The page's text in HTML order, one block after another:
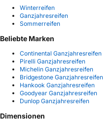
Winterreifen
Ganzjahresreifen
Sommerreifen
Beliebte Marken
Continental Ganzjahresreifen
Pirelli Ganzjahresreifen
Michelin Ganzjahresreifen
Bridgestone Ganzjahresreifen
Hankook Ganzjahresreifen
Goodyear Ganzjahresreifen
Dunlop Ganzjahresreifen
Dimensionen